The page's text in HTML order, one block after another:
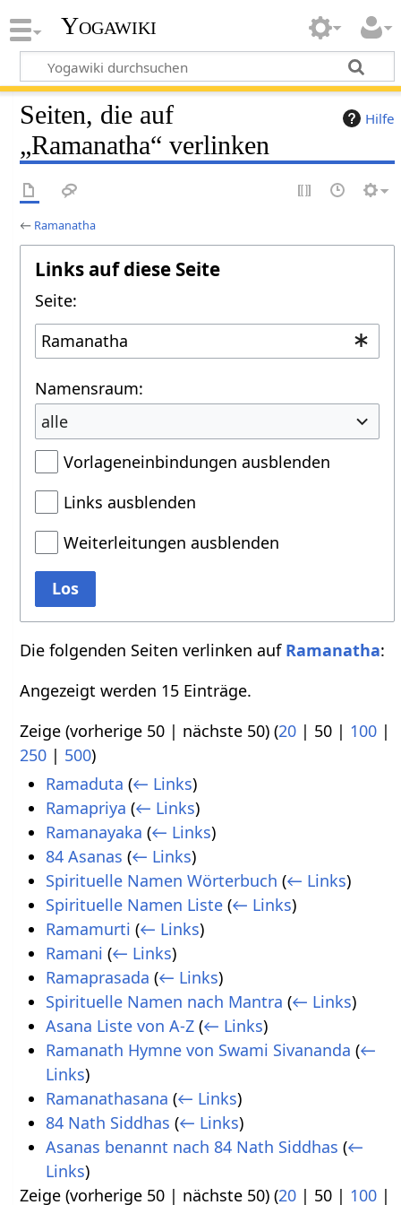
Yogawiki
Hilfe
Seiten, die auf
„Ramanatha“ verlinken
← Ramanatha
Links auf diese Seite
Seite:
Namensraum:
alle
Vorlageneinbindungen ausblenden
Links ausblenden
Weiterleitungen ausblenden
Los
Die folgenden Seiten verlinken auf Ramanatha:
Angezeigt werden 15 Einträge.
Zeige (vorherige 50 | nächste 50) (20 | 50 | 100 |
250 | 500)
Ramaduta (← Links)
Ramapriya (← Links)
Ramanayaka (← Links)
84 Asanas (← Links)
Spirituelle Namen Wörterbuch (← Links)
Spirituelle Namen Liste (← Links)
Ramamurti (← Links)
Ramani (← Links)
Ramaprasada (← Links)
Spirituelle Namen nach Mantra (← Links)
Asana Liste von A-Z (← Links)
Ramanath Hymne von Swami Sivananda (←
Links)
Ramanathasana (← Links)
84 Nath Siddhas (← Links)
Asanas benannt nach 84 Nath Siddhas (←
Links)
Zeige (vorherige 50 | nächste 50) (20 | 50 | 100 |